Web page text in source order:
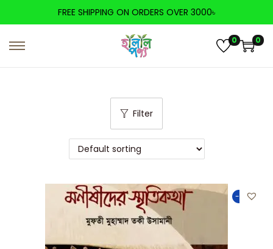
FREE SHIPPING ON ORDERS OVER 3000৳
0 0
Filter
-50%